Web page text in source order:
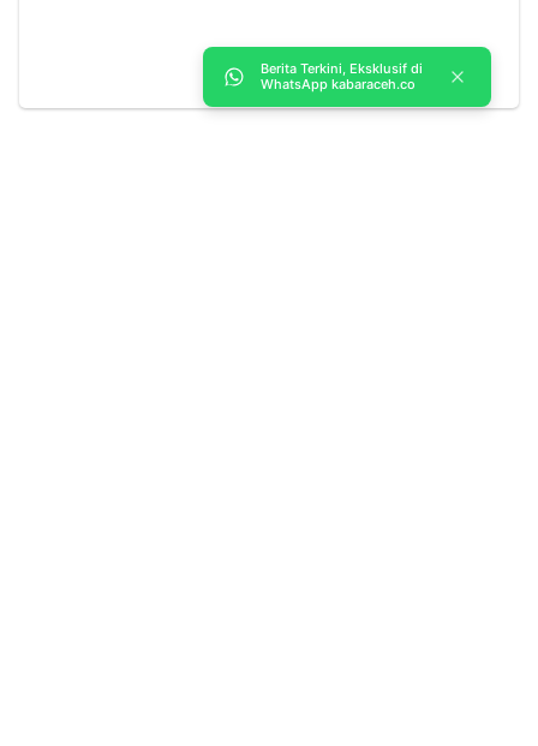
Berita Terkini, Eksklusif di
WhatsApp kabaraceh.co